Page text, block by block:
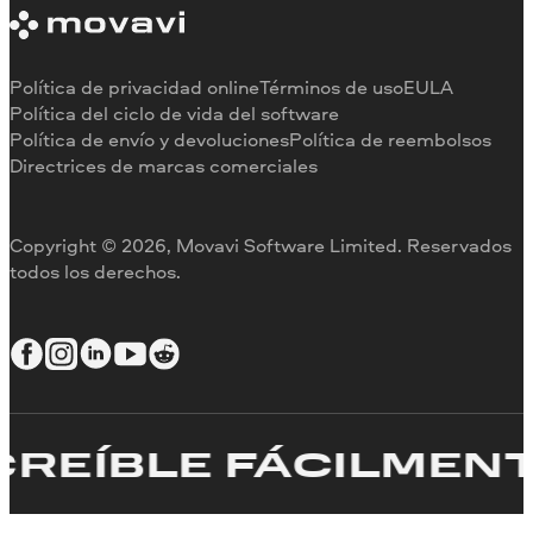
Limitaciones de la versión de prueba
Reembolso
Testimonios
Por qué elegirnos
Para el trabajo
Copyright © 2026, Movavi Software Limited. Reservados
todos los derechos.
Política de privacidad onlineTérminos de usoEULA
Política del ciclo de vida del software
Política de envío y devolucionesPolítica de reembolsos
Directrices de marcas comerciales
FÁCILMENTE